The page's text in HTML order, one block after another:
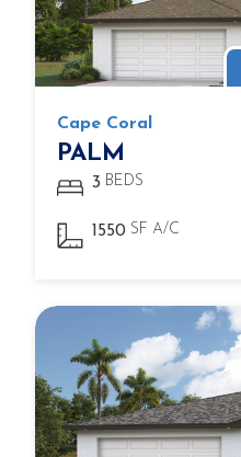
Cape Coral
PALM
3 BEDS
1550 SF A/C